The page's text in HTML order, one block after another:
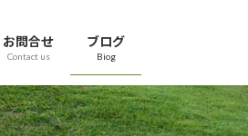
お問合せ
Contact us
ブログ
Biog